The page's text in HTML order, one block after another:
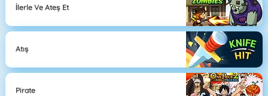
İlerle Ve Ateş Et
Atış
Pirate